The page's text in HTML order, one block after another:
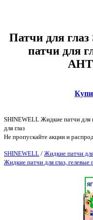
Патчи для
патчи для
SHINEWELL Жидкие патчи
для глаз
Не пропускайте акции и
SHINEWELL / Жидкие патчи
Жидкие патчи для глаз,